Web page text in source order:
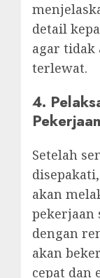
detail
agar tidak
terlewat.
4.
Pekerjaan
Setelah
akan
pekerjaan
dengan
akan
cepat dan